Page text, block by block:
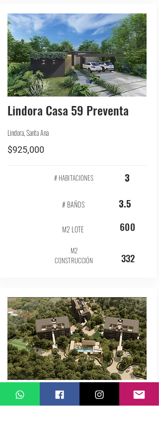
Lindora Casa 59 Preventa
Lindora, Santa Ana
$925,000
# HABITACIONES 3
# BAÑOS 3.5
M2 LOTE 600
M2
CONSTRUCCIÓN
332
BELMONTE Escazú